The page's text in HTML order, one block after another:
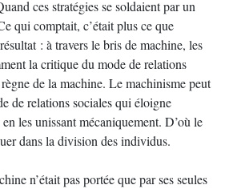
ces stratégies se soldaient par un
qui comptait, c’était plus ce que
: à travers le bris de machine, les
la critique du mode de relations
de la machine. Le machinisme peut
de relations sociales qui éloigne
les unissant mécaniquement. D’où le
dans la division des individus.
n’était pas portée que par ses seules